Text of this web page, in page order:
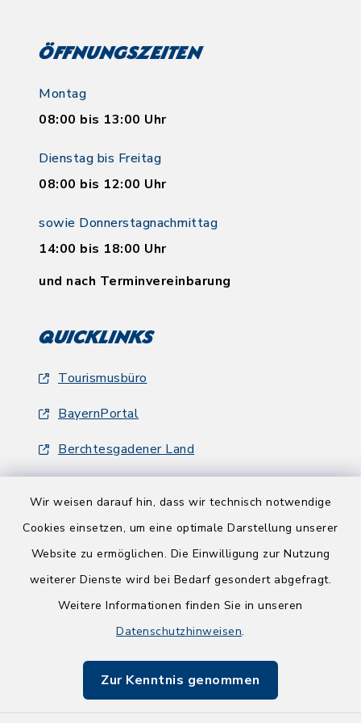
Wir weisen darauf hin, dass wir technisch notwendige
Cookies einsetzen, um eine optimale Darstellung unserer
Website zu ermöglichen. Die Einwilligung zur Nutzung
weiterer Dienste wird bei Bedarf gesondert abgefragt.
Weitere Informationen finden Sie in unseren
Datenschutzhinweisen.
Zur Kenntnis genommen
Öffnungszeiten
Montag
08:00 bis 13:00 Uhr
Dienstag bis Freitag
08:00 bis 12:00 Uhr
sowie Donnerstagnachmittag
14:00 bis 18:00 Uhr
und nach Terminvereinbarung
Quicklinks
Tourismusbüro
BayernPortal
Berchtesgadener Land
Barrierefreiheit
Impressum